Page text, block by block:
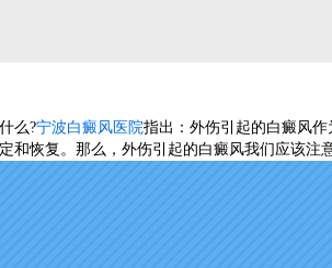
么?宁波白癜风医院指出：外伤引起的白癜风
和恢复。那么，外伤引起的白癜风我们应该注